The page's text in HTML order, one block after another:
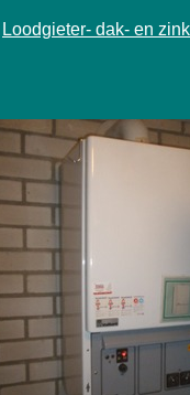
Loodgieter- dak- en